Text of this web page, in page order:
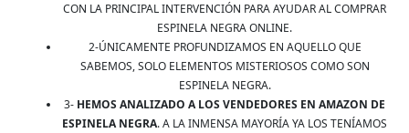
CON LA PRINCIPAL INTERVENCIÓN PARA AYUDAR AL COMPRAR
ESPINELA NEGRA ONLINE.
2-ÚNICAMENTE PROFUNDIZAMOS EN AQUELLO QUE
SABEMOS, SOLO ELEMENTOS MISTERIOSOS COMO SON
ESPINELA NEGRA.
3- HEMOS ANALIZADO A LOS VENDEDORES EN AMAZON DE
ESPINELA NEGRA. A LA INMENSA MAYORÍA YA LOS TENÍAMOS